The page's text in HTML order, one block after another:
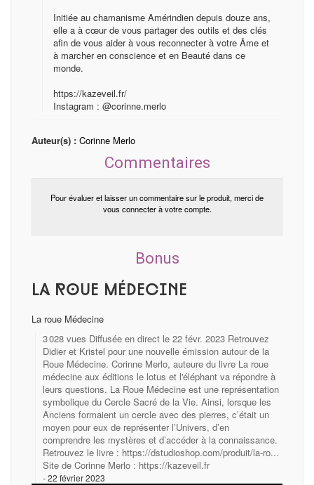
Initiée au chamanisme Amérindien depuis douze ans,
elle a à cœur de vous partager des outils et des clés
afin de vous aider à vous reconnecter à votre Âme et
à marcher en conscience et en Beauté dans ce
monde.
https://kazeveil.fr/
Instagram : @corinne.merlo
Auteur(s) : Corinne Merlo
Commentaires
Pour évaluer et laisser un commentaire sur le produit, merci de
vous connecter à votre compte.
Bonus
La roue médecine
La roue Médecine
3 028 vues Diffusée en direct le 22 févr. 2023 Retrouvez
Didier et Kristel pour une nouvelle émission autour de la
Roue Médecine. Corinne Merlo, auteure du livre La roue
médecine aux éditions le lotus et l'éléphant va répondre à
leurs questions. La Roue Médecine est une représentation
symbolique du Cercle Sacré de la Vie. Ainsi, lorsque les
Anciens formaient un cercle avec des pierres, c’était un
moyen pour eux de représenter l’Univers, d’en
comprendre les mystères et d’accéder à la connaissance.
Retrouvez le livre : https://dstudioshop.com/produit/la-ro...
Site de Corinne Merlo : https://kazeveil.fr
22 février 2023